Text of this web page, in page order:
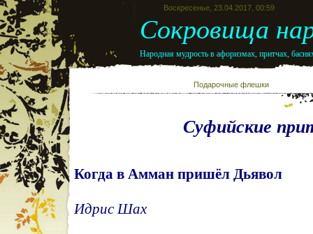
Воскресенье, 23.04.2017, 00:59
Сокровища
Народная мудрость в афоризмах, притчах,
Подарочные
Суфийские
Когда в Амман пришёл Дьявол
Идрис Шах